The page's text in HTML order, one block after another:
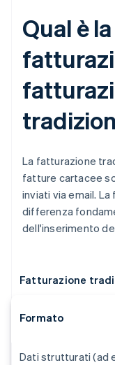
Qual è
La fatturazione
fatture cartacee
inviati via email.
differenza
dell'inserimento
Fatturazione
Formato
Dati strutturati (ad